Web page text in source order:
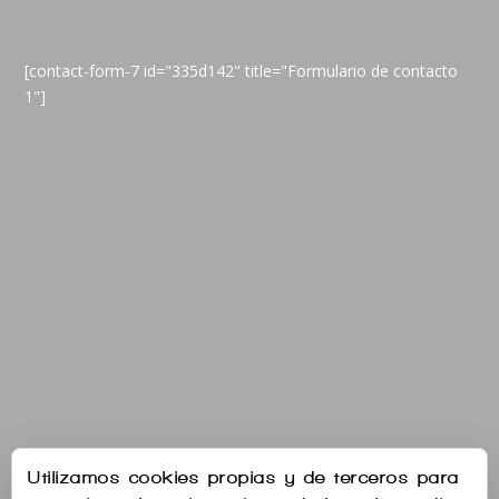
[contact-form-7 id="335d142" title="Formulario de contacto
1"]
Utilizamos cookies propias y de terceros para